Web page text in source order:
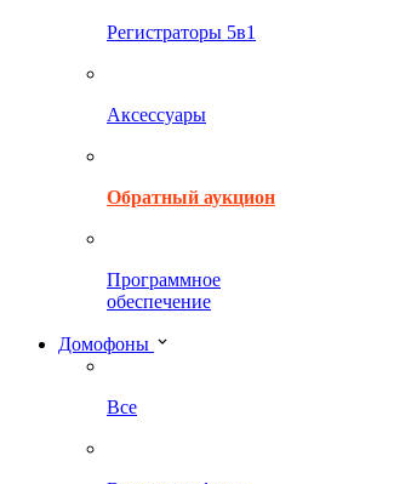
Регистраторы 5в1
Аксессуары
Обратный аукцион
Программное
обеспечение
Домофоны
Все